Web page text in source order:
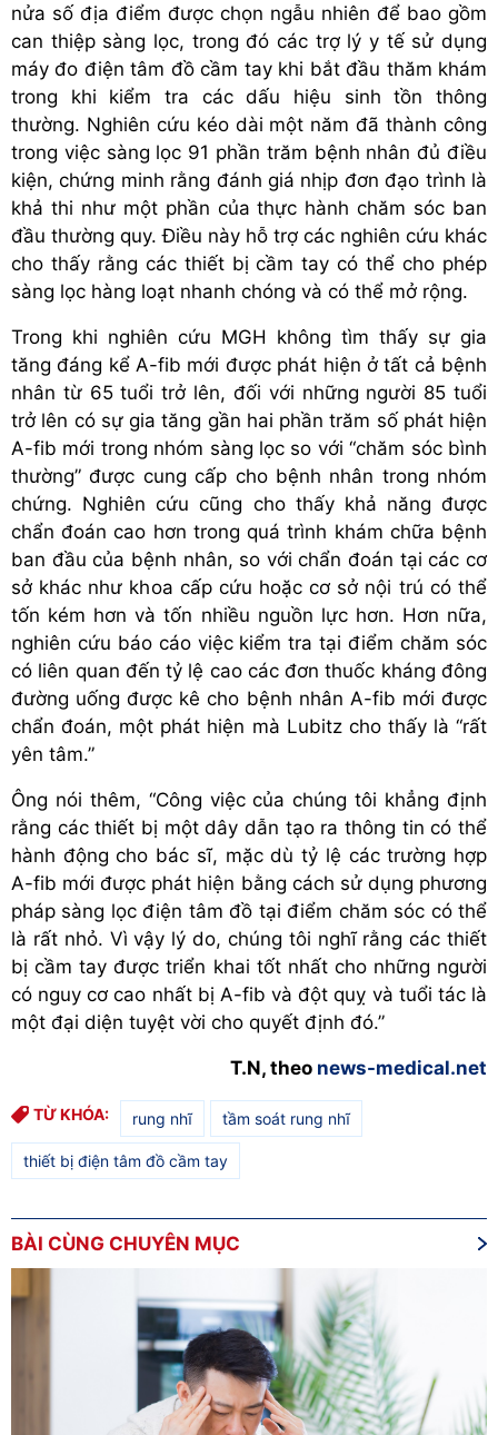
nửa số địa điểm được chọn ngẫu nhiên để bao gồm
can thiệp sàng lọc, trong đó các trợ lý y tế sử dụng
máy đo điện tâm đồ cầm tay khi bắt đầu thăm khám
trong khi kiểm tra các dấu hiệu sinh tồn thông
thường. Nghiên cứu kéo dài một năm đã thành công
trong việc sàng lọc 91 phần trăm bệnh nhân đủ điều
kiện, chứng minh rằng đánh giá nhịp đơn đạo trình là
khả thi như một phần của thực hành chăm sóc ban
đầu thường quy. Điều này hỗ trợ các nghiên cứu khác
cho thấy rằng các thiết bị cầm tay có thể cho phép
sàng lọc hàng loạt nhanh chóng và có thể mở rộng.
Trong khi nghiên cứu MGH không tìm thấy sự gia
tăng đáng kể A-fib mới được phát hiện ở tất cả bệnh
nhân từ 65 tuổi trở lên, đối với những người 85 tuổi
trở lên có sự gia tăng gần hai phần trăm số phát hiện
A-fib mới trong nhóm sàng lọc so với “chăm sóc bình
thường” được cung cấp cho bệnh nhân trong nhóm
chứng. Nghiên cứu cũng cho thấy khả năng được
chẩn đoán cao hơn trong quá trình khám chữa bệnh
ban đầu của bệnh nhân, so với chẩn đoán tại các cơ
sở khác như khoa cấp cứu hoặc cơ sở nội trú có thể
tốn kém hơn và tốn nhiều nguồn lực hơn. Hơn nữa,
nghiên cứu báo cáo việc kiểm tra tại điểm chăm sóc
có liên quan đến tỷ lệ cao các đơn thuốc kháng đông
đường uống được kê cho bệnh nhân A-fib mới được
chẩn đoán, một phát hiện mà Lubitz cho thấy là “rất
yên tâm.”
Ông nói thêm, “Công việc của chúng tôi khẳng định
rằng các thiết bị một dây dẫn tạo ra thông tin có thể
hành động cho bác sĩ, mặc dù tỷ lệ các trường hợp
A-fib mới được phát hiện bằng cách sử dụng phương
pháp sàng lọc điện tâm đồ tại điểm chăm sóc có thể
là rất nhỏ. Vì vậy lý do, chúng tôi nghĩ rằng các thiết
bị cầm tay được triển khai tốt nhất cho những người
có nguy cơ cao nhất bị A-fib và đột quỵ và tuổi tác là
một đại diện tuyệt vời cho quyết định đó.”
T.N, theo news-medical.net
TỪ KHÓA: rung nhĩ tầm soát rung nhĩ
thiết bị điện tâm đồ cầm tay
BÀI CÙNG CHUYÊN MỤC